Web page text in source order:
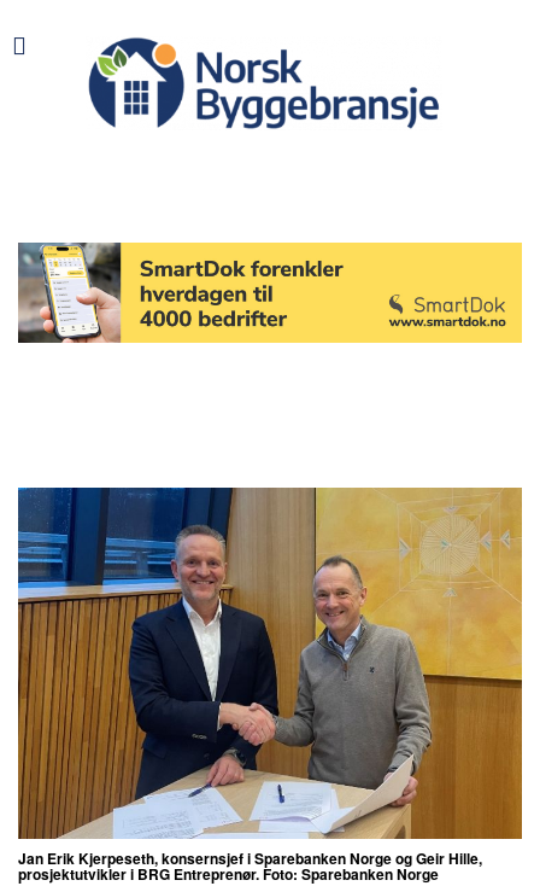
Jan Erik Kjerpeseth, konsernsjef i Sparebanken Norge og Geir Hille,
prosjektutvikler i BRG Entreprenør. Foto: Sparebanken Norge